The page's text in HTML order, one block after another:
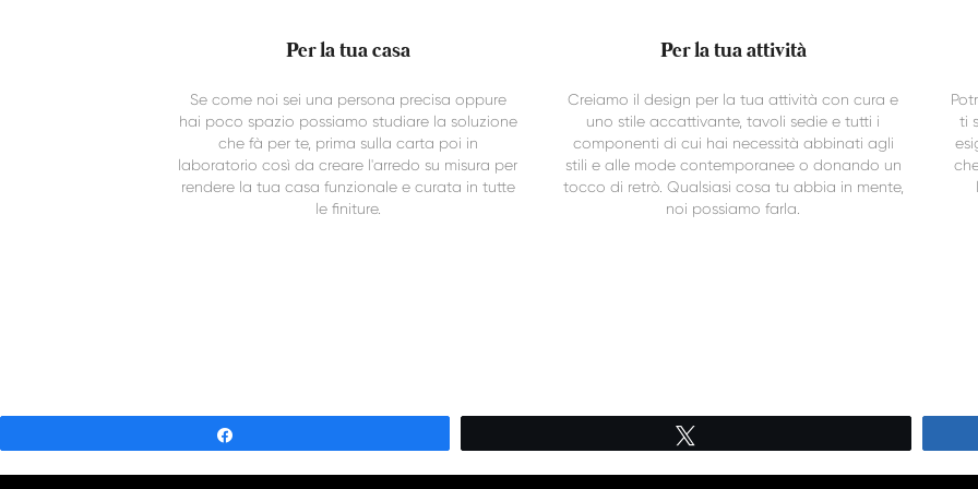
Per la tua casa
Se come noi sei una persona precisa oppure
hai poco spazio possiamo studiare la soluzione
che fà per te, prima sulla carta poi in
laboratorio così da creare l'arredo su misura per
rendere la tua casa funzionale e curata in tutte
le finiture.
Per la tua attività
Creiamo il design per la tua attività con cura e
uno stile accattivante, tavoli sedie e tutti i
componenti di cui hai necessità abbinati agli
stili e alle mode contemporanee o donando un
tocco di retrò. Qualsiasi cosa tu abbia in mente,
noi possiamo farla.
ti